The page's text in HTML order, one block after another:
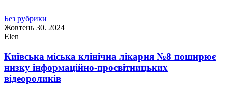
Без рубрики
Жовтень 30. 2024
Elen
Київська міська клінічна лікарня №8 поширює
низку інформаційно-просвітницьких
відеороликів